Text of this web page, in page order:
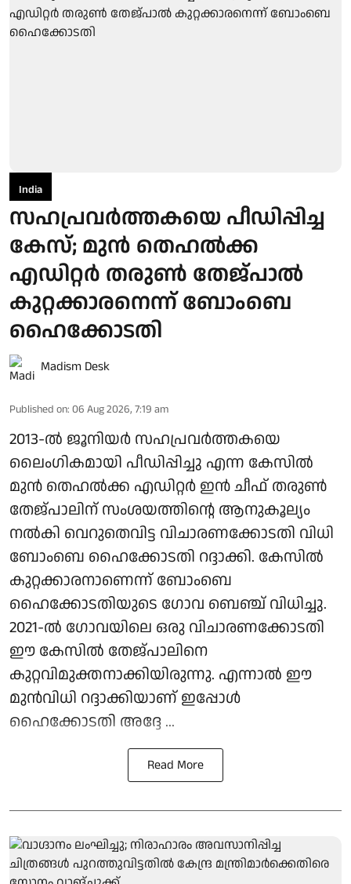
India
സഹപ്രവർത്തകയെ പീഡിപ്പിച്ച
കേസ്; മുൻ തെഹൽക്ക
എഡിറ്റർ തരുൺ തേജ്പാൽ
കുറ്റക്കാരനെന്ന് ബോംബെ
ഹൈക്കോടതി
Madism Desk
Published on: 06 Aug 2026, 7:19 am
2013-ൽ ജൂനിയർ സഹപ്രവർത്തകയെ
ലൈംഗികമായി പീഡിപ്പിച്ചു എന്ന കേസിൽ
മുൻ തെഹൽക്ക എഡിറ്റർ ഇൻ ചീഫ് തരുൺ
തേജ്പാലിന് സംശയത്തിന്റെ ആനുകൂല്യം
നൽകി വെറുതെവിട്ട വിചാരണക്കോടതി വിധി
ബോംബെ ഹൈക്കോടതി റദ്ദാക്കി. കേസിൽ
കുറ്റക്കാരനാണെന്ന് ബോംബെ
ഹൈക്കോടതിയുടെ ഗോവ ബെഞ്ച് വിധിച്ചു.
2021-ൽ ഗോവയിലെ ഒരു വിചാരണക്കോടതി
ഈ കേസിൽ തേജ്പാലിനെ
കുറ്റവിമുക്തനാക്കിയിരുന്നു. എന്നാൽ ഈ
മുൻവിധി റദ്ദാക്കിയാണ് ഇപ്പോൾ
ഹൈക്കോടതി അദ്ദേ ...
Read More